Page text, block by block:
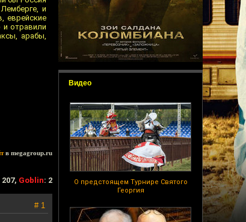
Видео
О предстоящем Турнире Святого
Георгия
и
еврейские
и отравили
арабы,
в megagroup.ru
Goblin: 2
# 1